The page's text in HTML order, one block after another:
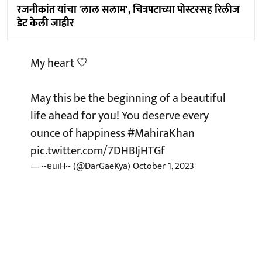
रजनीकांत यांचा 'लाल सलाम', चित्रपटाच्या पोस्टरसह रिलीज
डेट केली जाहीर
My heart 🤍
May this be the beginning of a beautiful
life ahead for you! You deserve every
ounce of happiness#MahiraKhan
pic.twitter.com/7DHBIjHTGf
— ~ɐuıH~ (@DarGaeKya)October 1, 2023